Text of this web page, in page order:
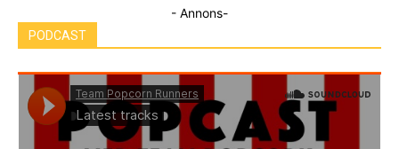
- Annons-
PODCAST